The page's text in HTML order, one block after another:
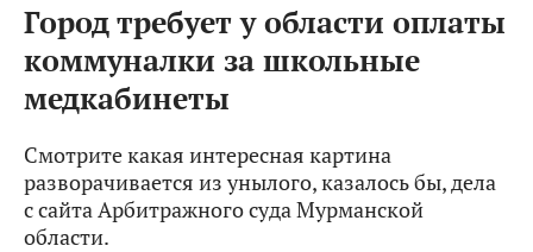
Город требует у области оплаты
коммуналки за школьные
медкабинеты
Смотрите какая интересная картина
разворачивается из унылого, казалось бы, дела
с сайта Арбитражного суда Мурманской
области.